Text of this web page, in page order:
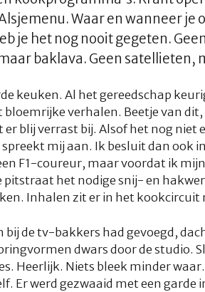
Waar en wanneer je
je het nog nooit gegeten.
baklava. Geen satellieten,
keuken. Al het gereedschap
verhalen. Beetje van
er blij verrast bij. Alsof het nog niet
mij aan. Ik besluit dan ook
F1-coureur, maar voordat ik
pitstraat het nodige snij- en
Inhalen zit er in het kookcircuit
bij de tv-bakkers had gevoegd,
dwars door de
Heerlijk. Niets bleek minder
Er werd gezwaaid met een garde